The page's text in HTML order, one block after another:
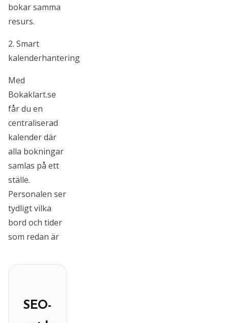
bokar samma
resurs.
2. Smart
kalenderhantering
Med
Bokaklart.se
får du en
centraliserad
kalender där
alla bokningar
samlas på ett
ställe.
Personalen ser
tydligt vilka
bord och tider
som redan är
SEO-